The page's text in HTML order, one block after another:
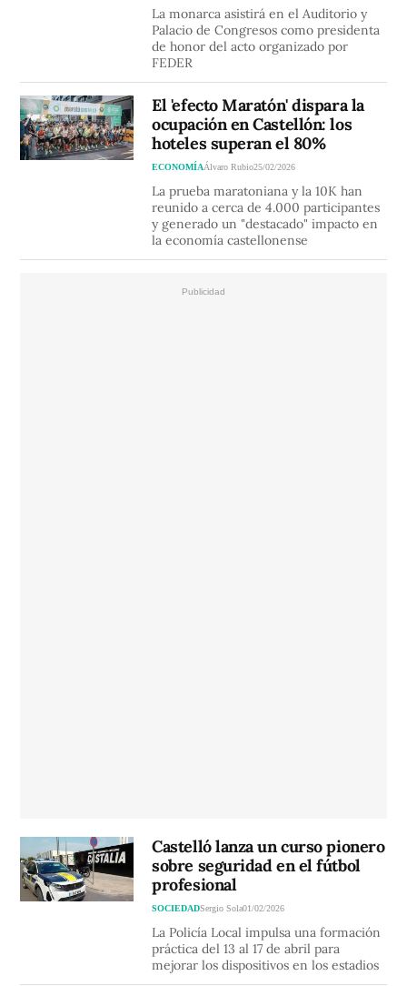
La monarca asistirá en el Auditorio y
Palacio de Congresos como presidenta
de honor del acto organizado por
FEDER
El 'efecto Maratón' dispara la
ocupación en Castellón: los
hoteles superan el 80%
ECONOMÍAÁlvaro Rubio25/02/2026
La prueba maratoniana y la 10K han
reunido a cerca de 4.000 participantes
y generado un "destacado" impacto en
la economía castellonense
Castelló lanza un curso pionero
sobre seguridad en el fútbol
profesional
SOCIEDADSergio Sola01/02/2026
La Policía Local impulsa una formación
práctica del 13 al 17 de abril para
mejorar los dispositivos en los estadios